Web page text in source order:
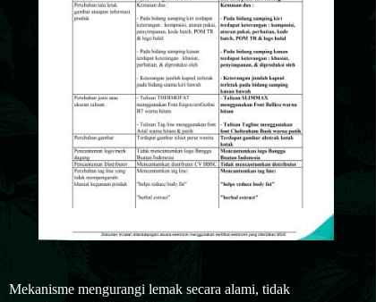
Mekanisme mengurangi lemak secara alami, tidak